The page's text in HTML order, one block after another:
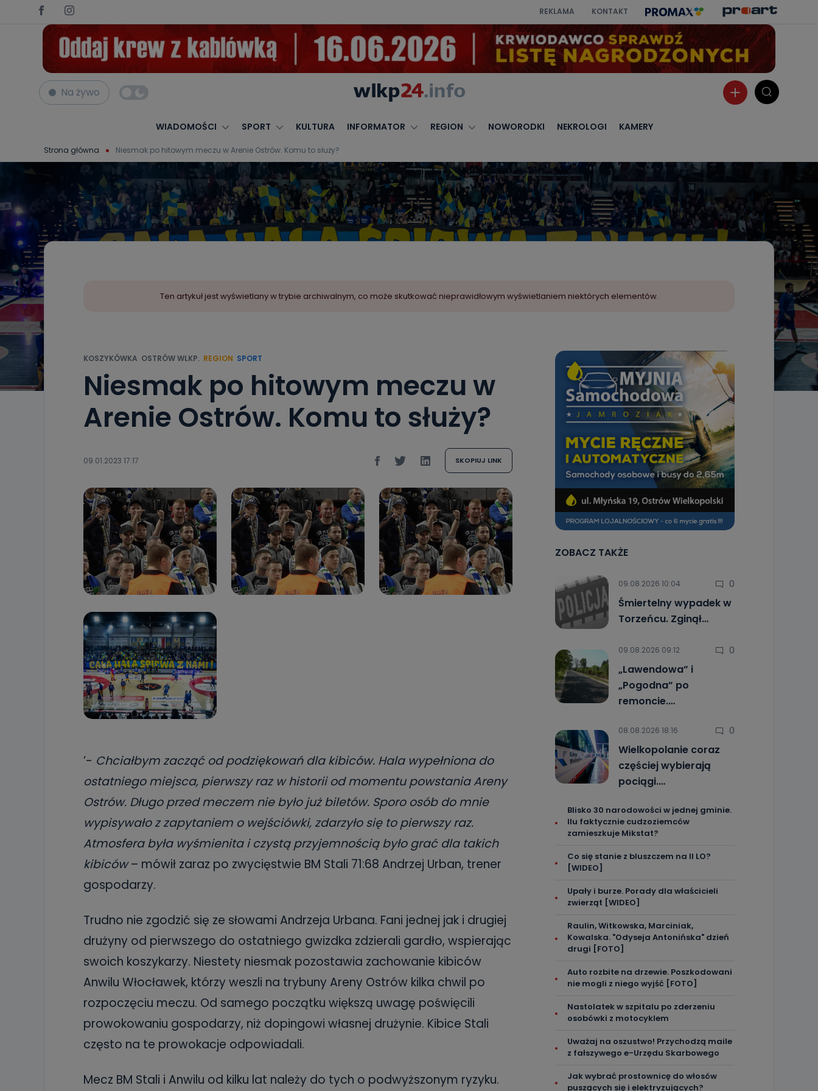
REKLAMA KONTAKT
Na żywo
WIADOMOŚCI SPORT KULTURA INFORMATOR REGION NOWORODKI NEKROLOGI KAMERY
Strona główna Niesmak po hitowym meczu w Arenie Ostrów. Komu to służy?
Ten artykuł jest wyświetlany w trybie archiwalnym, co może skutkować nieprawidłowym wyświetlaniem niektórych elementów.
KOSZYKÓWKA OSTRÓW WLKP. REGION SPORT
Niesmak po hitowym meczu w
Arenie Ostrów. Komu to służy?
09.01.2023 17:17 SKOPIUJ LINK
’- Chciałbym zacząć od podziękowań dla kibiców. Hala wypełniona do
ostatniego miejsca, pierwszy raz w historii od momentu powstania Areny
Ostrów. Długo przed meczem nie było już biletów. Sporo osób do mnie
wypisywało z zapytaniem o wejściówki, zdarzyło się to pierwszy raz.
Atmosfera była wyśmienita i czystą przyjemnością było grać dla takich
kibiców– mówił zaraz po zwycięstwie BM Stali 71:68 Andrzej Urban, trener
gospodarzy.
Trudno nie zgodzić się ze słowami Andrzeja Urbana. Fani jednej jak i drugiej
drużyny od pierwszego do ostatniego gwizdka zdzierali gardło, wspierając
swoich koszykarzy. Niestety niesmak pozostawia zachowanie kibiców
Anwilu Włocławek, którzy weszli na trybuny Areny Ostrów kilka chwil po
rozpoczęciu meczu. Od samego początku większą uwagę poświęcili
prowokowaniu gospodarzy, niż dopingowi własnej drużynie. Kibice Stali
często na te prowokacje odpowiadali.
Mecz BM Stali i Anwilu od kilku lat należy do tych o podwyższonym ryzyku.
ZOBACZ TAKŻE
09.08.2026 10:04 0
Śmiertelny wypadek w
Torzeńcu. Zginął…
09.08.2026 09:12 0
„Lawendowa” i
„Pogodna” po
remoncie.…
08.08.2026 18:16 0
Wielkopolanie coraz
częściej wybierają
pociągi.…
Blisko 30 narodowości w jednej gminie.
Ilu faktycznie cudzoziemców
zamieszkuje Mikstat?
Co się stanie z bluszczem na II LO?
[WIDEO]
Upały i burze. Porady dla właścicieli
zwierząt [WIDEO]
Raulin, Witkowska, Marciniak,
Kowalska. "Odyseja Antonińska" dzień
drugi [FOTO]
Auto rozbite na drzewie. Poszkodowani
nie mogli z niego wyjść [FOTO]
Nastolatek w szpitalu po zderzeniu
osobówki z motocyklem
Uważaj na oszustwo! Przychodzą maile
z fałszywego e-Urzędu Skarbowego
Jak wybrać prostownicę do włosów
puszących się i elektryzujących?